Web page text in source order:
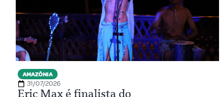
AMAZÔNIA
31/07/2026
Eric Max é finalista do